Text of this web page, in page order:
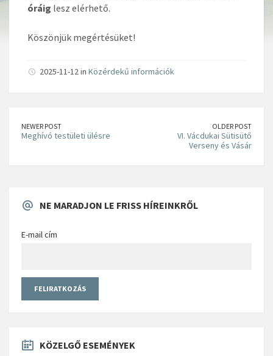
óráig lesz elérhető.
Köszönjük megértésüket!
2025-11-12 in Közérdekű információk
NEWER POST
Meghívó testületi ülésre
OLDER POST
VI. Vácdukai Sütisütő
Verseny és Vásár
NE MARADJON LE FRISS HÍREINKRŐL
E-mail cím
KÖZELGŐ ESEMÉNYEK